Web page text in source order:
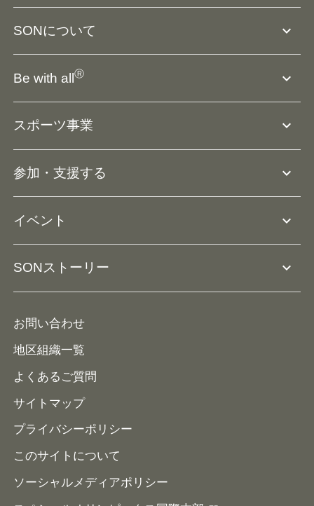
SONについて expand_more
SO組織について
役員等一覧
リソースページ
Be with allⓇ expand_more
スポーツ事業 expand_more
ユニファイドスクール
参加・支援する expand_more
コーチとして参加
イベント expand_more
ナショナルゲームについて
SONストーリー expand_more
メディア
お問い合わせ
地区組織一覧
よくあるご質問
サイトマップ
プライバシーポリシー
このサイトについて
ソーシャルメディアポリシー